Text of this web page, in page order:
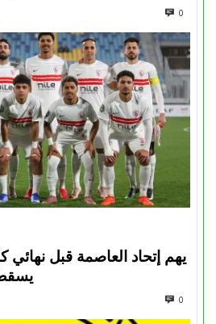
0
يهم إتحاد العاصمة قبل
0